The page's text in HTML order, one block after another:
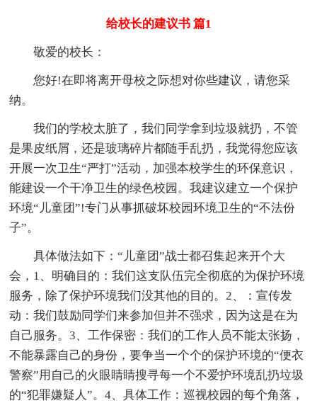
给校长的建议书 篇1
敬爱的校长：
您好!在即将离开母校之际想对你些建议，请您采
纳。
我们的学校太脏了，我们同学拿到垃圾就扔，不管
是果皮纸屑，还是玻璃碎片都随手乱扔，我觉得您应该
开展一次卫生“严打”活动，加强本校学生的环保意识，
能建设一个干净卫生的绿色校园。我建议建立一个保护
环境“儿童团”!专门从事抓破坏校园环境卫生的“不法份
子”。
具体做法如下：“儿童团”战士都召集起来开个大
会，1、明确目的：我们这支队伍完全彻底的为保护环境
服务，除了保护环境我们没其他的目的。2、：宣传发
动：我们鼓励同学们来参加但并不强求，因为这是在为
自己服务。3、工作保密：我们的工作人员不能太张扬，
不能暴露自己的身份，要争当一个个的保护环境的“便衣
警察”用自己的火眼睛睛搜寻每一个不爱护环境乱扔垃圾
的“犯罪嫌疑人”。4、具体工作：巡视校园的每个角落，